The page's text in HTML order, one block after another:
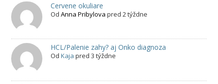
Cervene okuliare
Od Anna Pribylova pred 2 týždne
HCL/Palenie zahy? aj Onko diagnoza
Od Kaja pred 3 týždne